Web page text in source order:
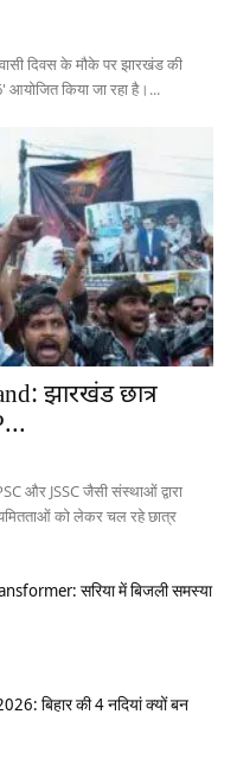
दिवस के मौके पर झारखंड की
आयोजित किया जा रहा है।...
झारखंड छात्र
और JSSC जैसी संस्थाओं द्वारा
को लेकर चल रहे छात्र
सरिया में बिजली समस्या
बिहार की 4 नदियां क्यों बन